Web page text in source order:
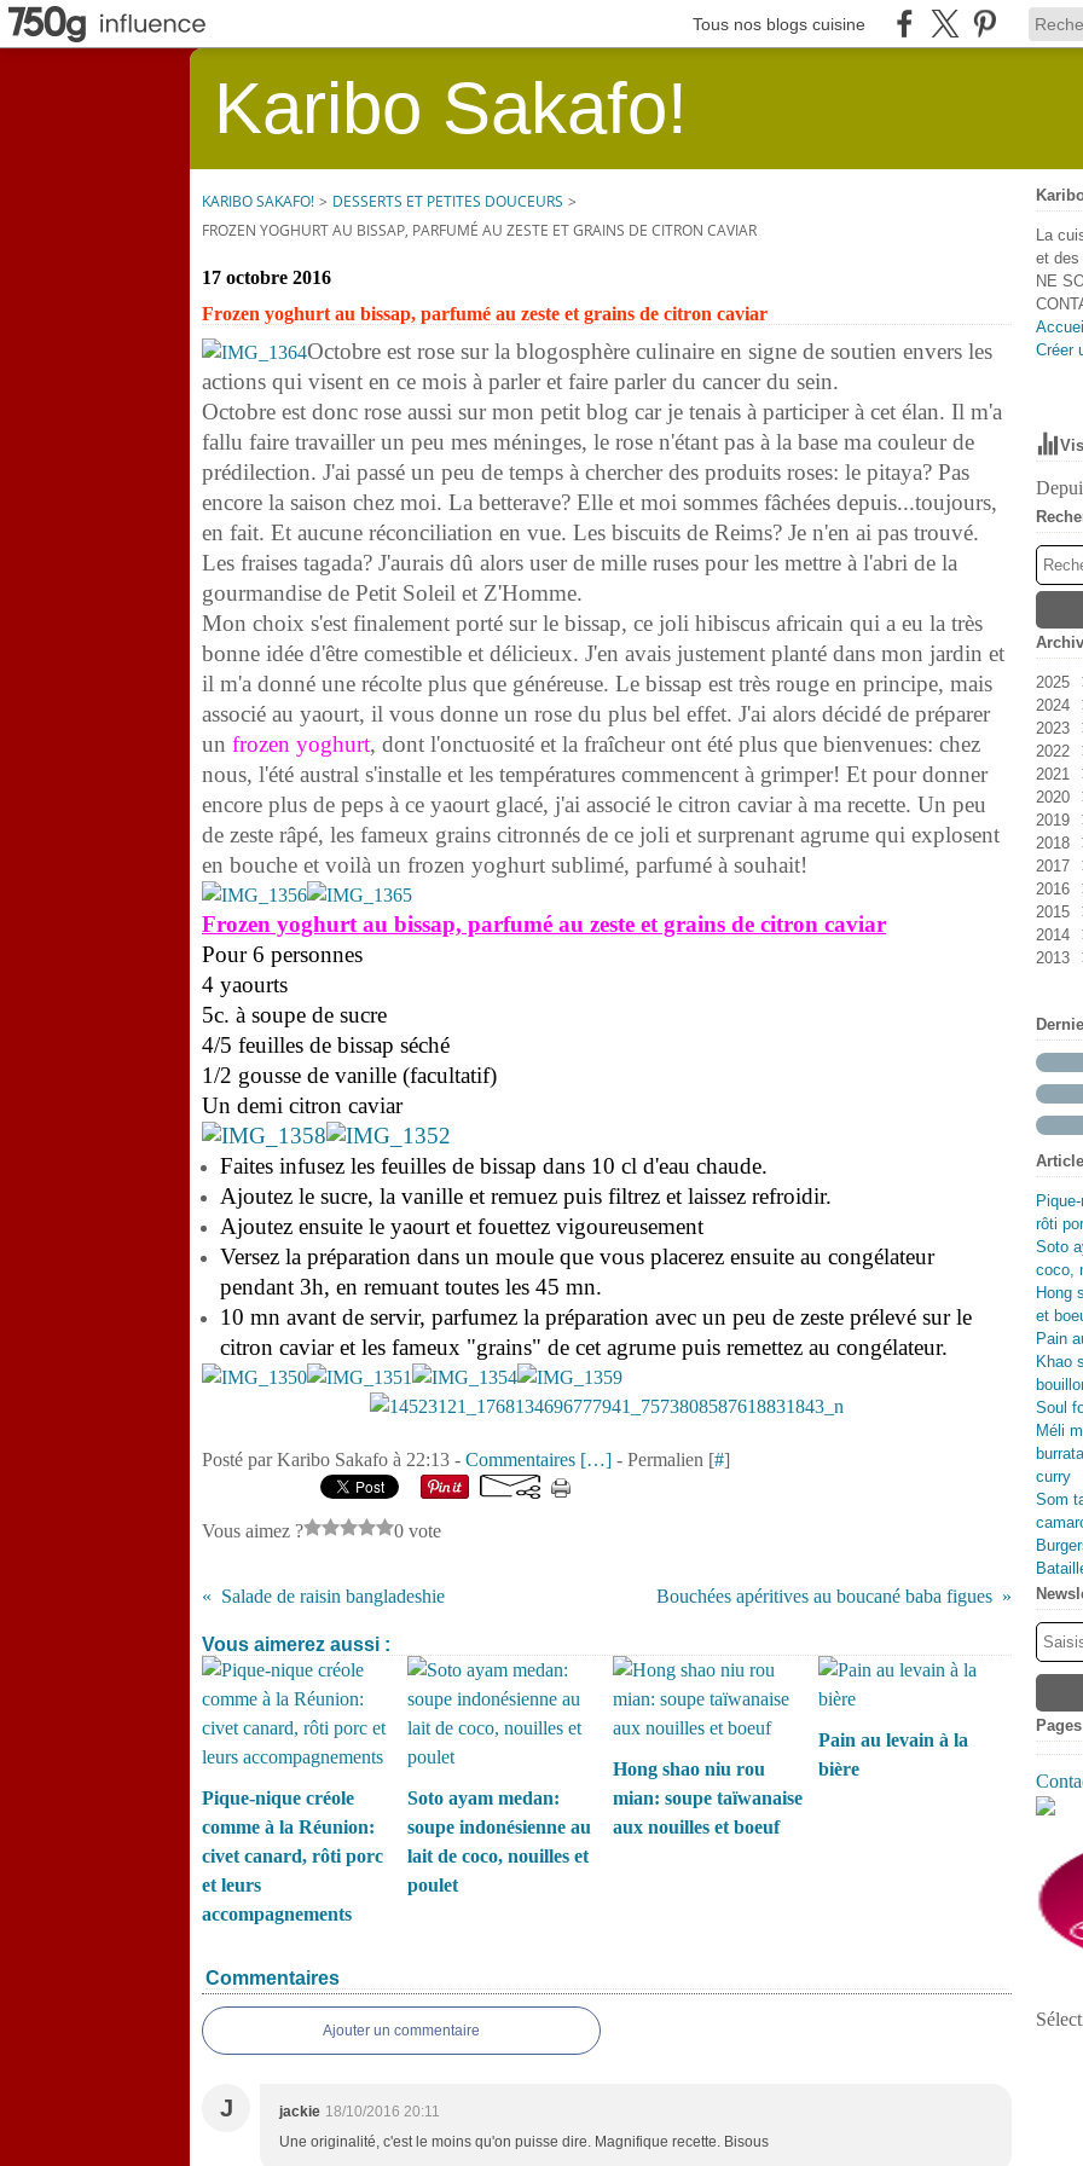
Tous nos blogs cuisine
Karibo Sakafo!
KARIBO SAKAFO! > DESSERTS ET PETITES DOUCEURS >
FROZEN YOGHURT AU BISSAP, PARFUMÉ AU ZESTE ET GRAINS DE CITRON CAVIAR
17 octobre 2016
Frozen yoghurt au bissap, parfumé au zeste et grains de citron caviar
Octobre est rose sur la blogosphère culinaire en signe de soutien envers les
actions qui visent en ce mois à parler et faire parler du cancer du sein.
Octobre est donc rose aussi sur mon petit blog car je tenais à participer à cet élan. Il m'a
fallu faire travailler un peu mes méninges, le rose n'étant pas à la base ma couleur de
prédilection. J'ai passé un peu de temps à chercher des produits roses: le pitaya? Pas
encore la saison chez moi. La betterave? Elle et moi sommes fâchées depuis...toujours,
en fait. Et aucune réconciliation en vue. Les biscuits de Reims? Je n'en ai pas trouvé.
Les fraises tagada? J'aurais dû alors user de mille ruses pour les mettre à l'abri de la
gourmandise de Petit Soleil et Z'Homme.
Mon choix s'est finalement porté sur le bissap, ce joli hibiscus africain qui a eu la très
bonne idée d'être comestible et délicieux. J'en avais justement planté dans mon jardin et
il m'a donné une récolte plus que généreuse. Le bissap est très rouge en principe, mais
associé au yaourt, il vous donne un rose du plus bel effet. J'ai alors décidé de préparer
un frozen yoghurt, dont l'onctuosité et la fraîcheur ont été plus que bienvenues: chez
nous, l'été austral s'installe et les températures commencent à grimper! Et pour donner
encore plus de peps à ce yaourt glacé, j'ai associé le citron caviar à ma recette. Un peu
de zeste râpé, les fameux grains citronnés de ce joli et surprenant agrume qui explosent
en bouche et voilà un frozen yoghurt sublimé, parfumé à souhait!
Frozen yoghurt au bissap, parfumé au zeste et grains de citron caviar
Pour 6 personnes
4 yaourts
5c. à soupe de sucre
4/5 feuilles de bissap séché
1/2 gousse de vanille (facultatif)
Un demi citron caviar
Faites infusez les feuilles de bissap dans 10 cl d'eau chaude.
Ajoutez le sucre, la vanille et remuez puis filtrez et laissez refroidir.
Ajoutez ensuite le yaourt et fouettez vigoureusement
Versez la préparation dans un moule que vous placerez ensuite au congélateur
pendant 3h, en remuant toutes les 45 mn.
10 mn avant de servir, parfumez la préparation avec un peu de zeste prélevé sur le
citron caviar et les fameux "grains" de cet agrume puis remettez au congélateur.
Posté par Karibo Sakafo à 22:13 - Commentaires […] - Permalien [#]
Vous aimez ? 0 vote
Salade de raisin bangladeshie Bouchées apéritives au boucané baba figues
Vous aimerez aussi :
Pique-nique créole
comme à la Réunion:
civet canard, rôti porc
et leurs
accompagnements
Soto ayam medan:
soupe indonésienne au
lait de coco, nouilles et
poulet
Hong shao niu rou
mian: soupe taïwanaise
aux nouilles et boeuf
Pain au levain à la
bière
Commentaires
Ajouter un commentaire
J jackie 18/10/2016 20:11
Une originalité, c'est le moins qu'on puisse dire. Magnifique recette. Bisous
La
et des
NE
Créer
2025
2024
2023
2022
2021
2020
2019
2018
2017
Mai
2016
2015
2014
2013
rôti
Soto
coco,
Hong
et
Pain
Khao
Soul
Méli
curry
Som
Pages